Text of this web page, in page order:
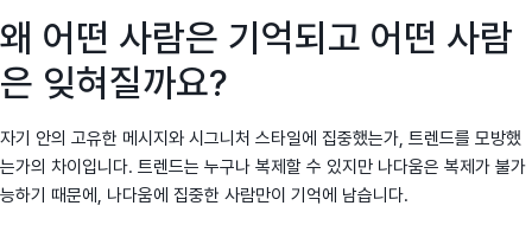
왜 어떤 사람은 기억되고 어떤 사람
은 잊혀질까요?
자기 안의 고유한 메시지와 시그니처 스타일에 집중했는가, 트렌드를 모방했
는가의 차이입니다. 트렌드는 누구나 복제할 수 있지만 나다움은 복제가 불가
능하기 때문에, 나다움에 집중한 사람만이 기억에 남습니다.